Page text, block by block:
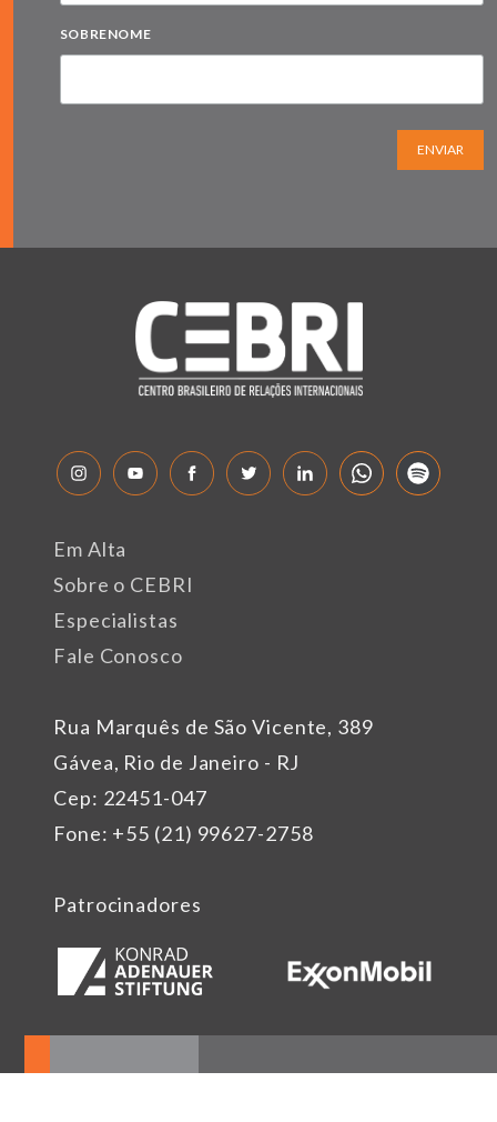
SOBRENOME
ENVIAR
Rua Marquês de São Vicente, 389
Gávea, Rio de Janeiro - RJ
Cep: 22451-047
Fone: +55 (21) 99627-2758
Em Alta
Sobre o CEBRI
Especialistas
Fale Conosco
Patrocinadores